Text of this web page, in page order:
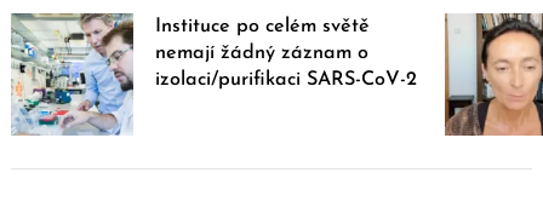
Instituce po celém světě
nemají žádný záznam o
izolaci/purifikaci SARS-CoV-2